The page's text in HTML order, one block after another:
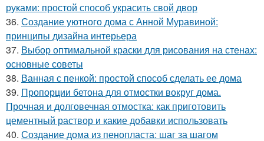
руками: простой способ украсить свой двор
36. Создание уютного дома с Анной Муравиной:
принципы дизайна интерьера
37. Выбор оптимальной краски для рисования на стенах:
основные советы
38. Ванная с пенкой: простой способ сделать ее дома
39. Пропорции бетона для отмостки вокруг дома.
Прочная и долговечная отмостка: как приготовить
цементный раствор и какие добавки использовать
40. Создание дома из пенопласта: шаг за шагом